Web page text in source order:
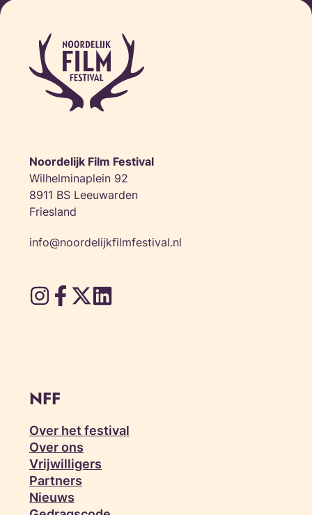
Noordelijk Film Festival
Wilhelminaplein 92
8911 BS Leeuwarden
Friesland
info@noordelijkfilmfestival.nl
NFF
Over het festival
Over ons
Vrijwilligers
Partners
Nieuws